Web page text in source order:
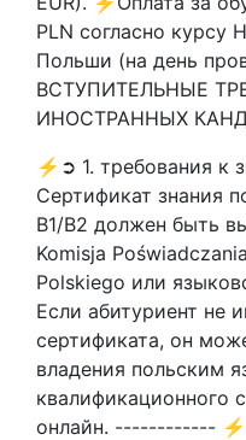
PLN согласно курсу
Польши (на день
ВСТУПИТЕЛЬНЫЕ
ИНОСТРАННЫХ
⚡➲ 1. требования к
Сертификат знания
В1/В2 должен быть
Komisja
Polskiego или
Если абитуриент не
сертификата, он
владения польским
квалификационного
онлайн. ------------